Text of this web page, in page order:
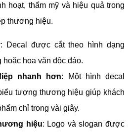
hoạt, thẩm mỹ và hiệu quả trong
thương hiệu.
: Decal được cắt theo hình dạng
hoa văn độc đáo.
nhanh hơn: Một hình decal
tượng thương hiệu giúp khách
chỉ trong vài giây.
hiệu: Logo và slogan được